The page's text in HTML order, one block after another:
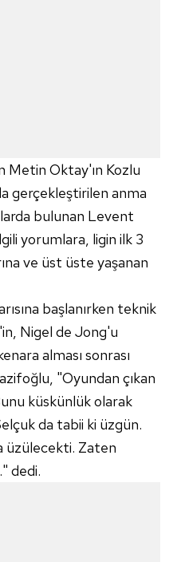
Metin Oktay'ın Kozlu
gerçekleştirilen anma
bulunan Levent
yorumlara, ligin ilk 3
ve üst üste yaşanan
başlanırken teknik
Nigel de Jong'u
alması sonrası
"Oyundan çıkan
küskünlük olarak
da tabii ki üzgün.
üzülecekti. Zaten
dedi.